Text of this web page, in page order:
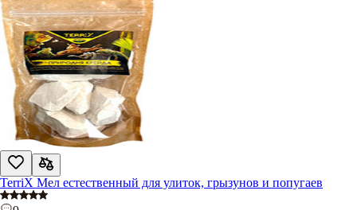
TerriX Мел естественный для улиток, грызунов и попугаев